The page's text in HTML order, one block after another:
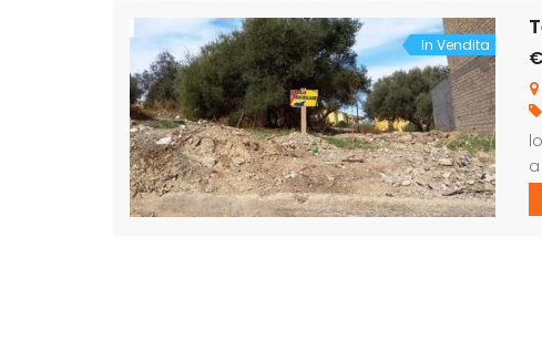
In Vendita